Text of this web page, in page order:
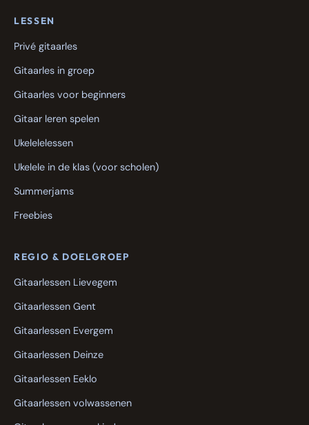
LESSEN
Privé gitaarles
Gitaarles in groep
Gitaarles voor beginners
Gitaar leren spelen
Ukelelelessen
Ukelele in de klas (voor scholen)
Summerjams
Freebies
REGIO & DOELGROEP
Gitaarlessen Lievegem
Gitaarlessen Gent
Gitaarlessen Evergem
Gitaarlessen Deinze
Gitaarlessen Eeklo
Gitaarlessen volwassenen